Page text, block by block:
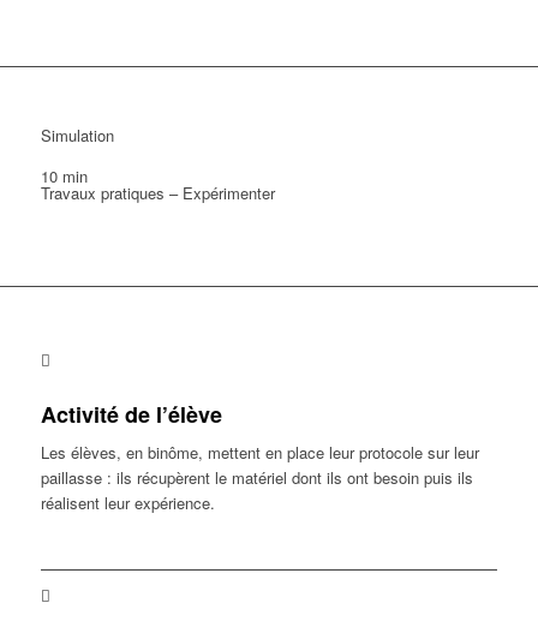
Simulation
10 min
Travaux pratiques – Expérimenter
Activité de l’élève
Les élèves, en binôme, mettent en place leur protocole sur leur
paillasse : ils récupèrent le matériel dont ils ont besoin puis ils
réalisent leur expérience.